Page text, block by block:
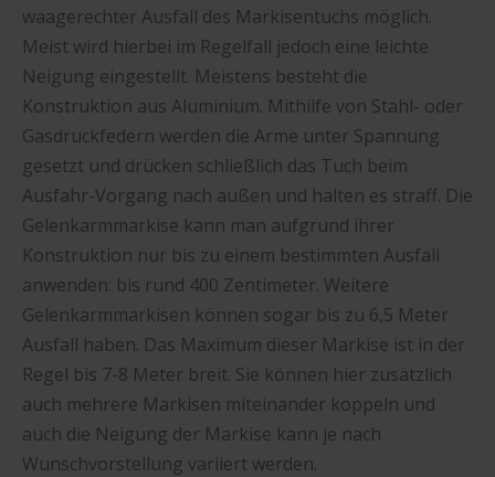
waagerechter Ausfall des Markisentuchs möglich.
Meist wird hierbei im Regelfall jedoch eine leichte
Neigung eingestellt. Meistens besteht die
Konstruktion aus Aluminium. Mithilfe von Stahl- oder
Gasdruckfedern werden die Arme unter Spannung
gesetzt und drücken schließlich das Tuch beim
Ausfahr-Vorgang nach außen und halten es straff. Die
Gelenkarmmarkise kann man aufgrund ihrer
Konstruktion nur bis zu einem bestimmten Ausfall
anwenden: bis rund 400 Zentimeter. Weitere
Gelenkarmmarkisen können sogar bis zu 6,5 Meter
Ausfall haben. Das Maximum dieser Markise ist in der
Regel bis 7-8 Meter breit. Sie können hier zusätzlich
auch mehrere Markisen miteinander koppeln und
auch die Neigung der Markise kann je nach
Wunschvorstellung variiert werden.